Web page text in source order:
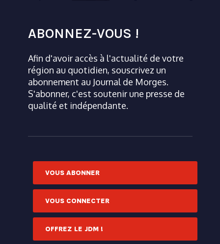
ABONNEZ-VOUS !
Afin d'avoir accès à l'actualité de votre
région au quotidien, souscrivez un
abonnement au Journal de Morges.
S'abonner, c'est soutenir une presse de
qualité et indépendante.
VOUS ABONNER
VOUS CONNECTER
OFFREZ LE JDM !